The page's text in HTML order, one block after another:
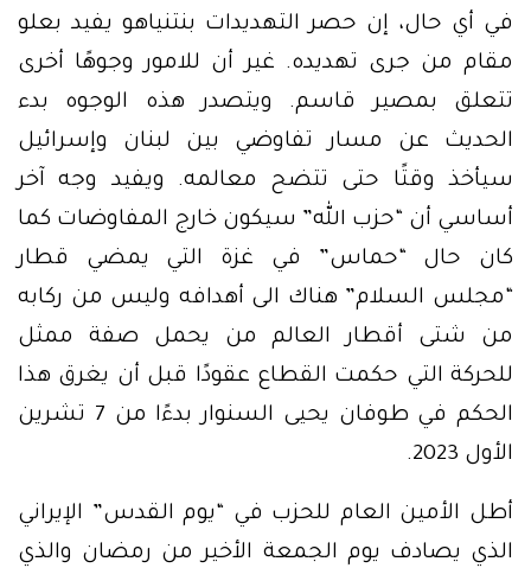
في أي حال، إن حصر التهديدات بنتنياهو يفيد بعلو
مقام من جرى تهديده. غير أن للامور وجوهًا أخرى
تتعلق بمصير قاسم. ويتصدر هذه الوجوه بدء
الحديث عن مسار تفاوضي بين لبنان وإسرائيل
سيأخذ وقتًا حتى تتضح معالمه. ويفيد وجه آخر
أساسي أن “حزب الله” سيكون خارج المفاوضات كما
كان حال “حماس” في غزة التي يمضي قطار
“مجلس السلام” هناك الى أهدافه وليس من ركابه
من شتى أقطار العالم من يحمل صفة ممثل
للحركة التي حكمت القطاع عقودًا قبل أن يغرق هذا
الحكم في طوفان يحيى السنوار بدءًا من 7 تشرين
الأول 2023.
أطل الأمين العام للحزب في “يوم القدس” الإيراني
الذي يصادف يوم الجمعة الأخير من رمضان والذي